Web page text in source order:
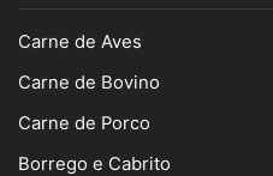
Carne de Aves
Carne de Bovino
Carne de Porco
Borrego e Cabrito